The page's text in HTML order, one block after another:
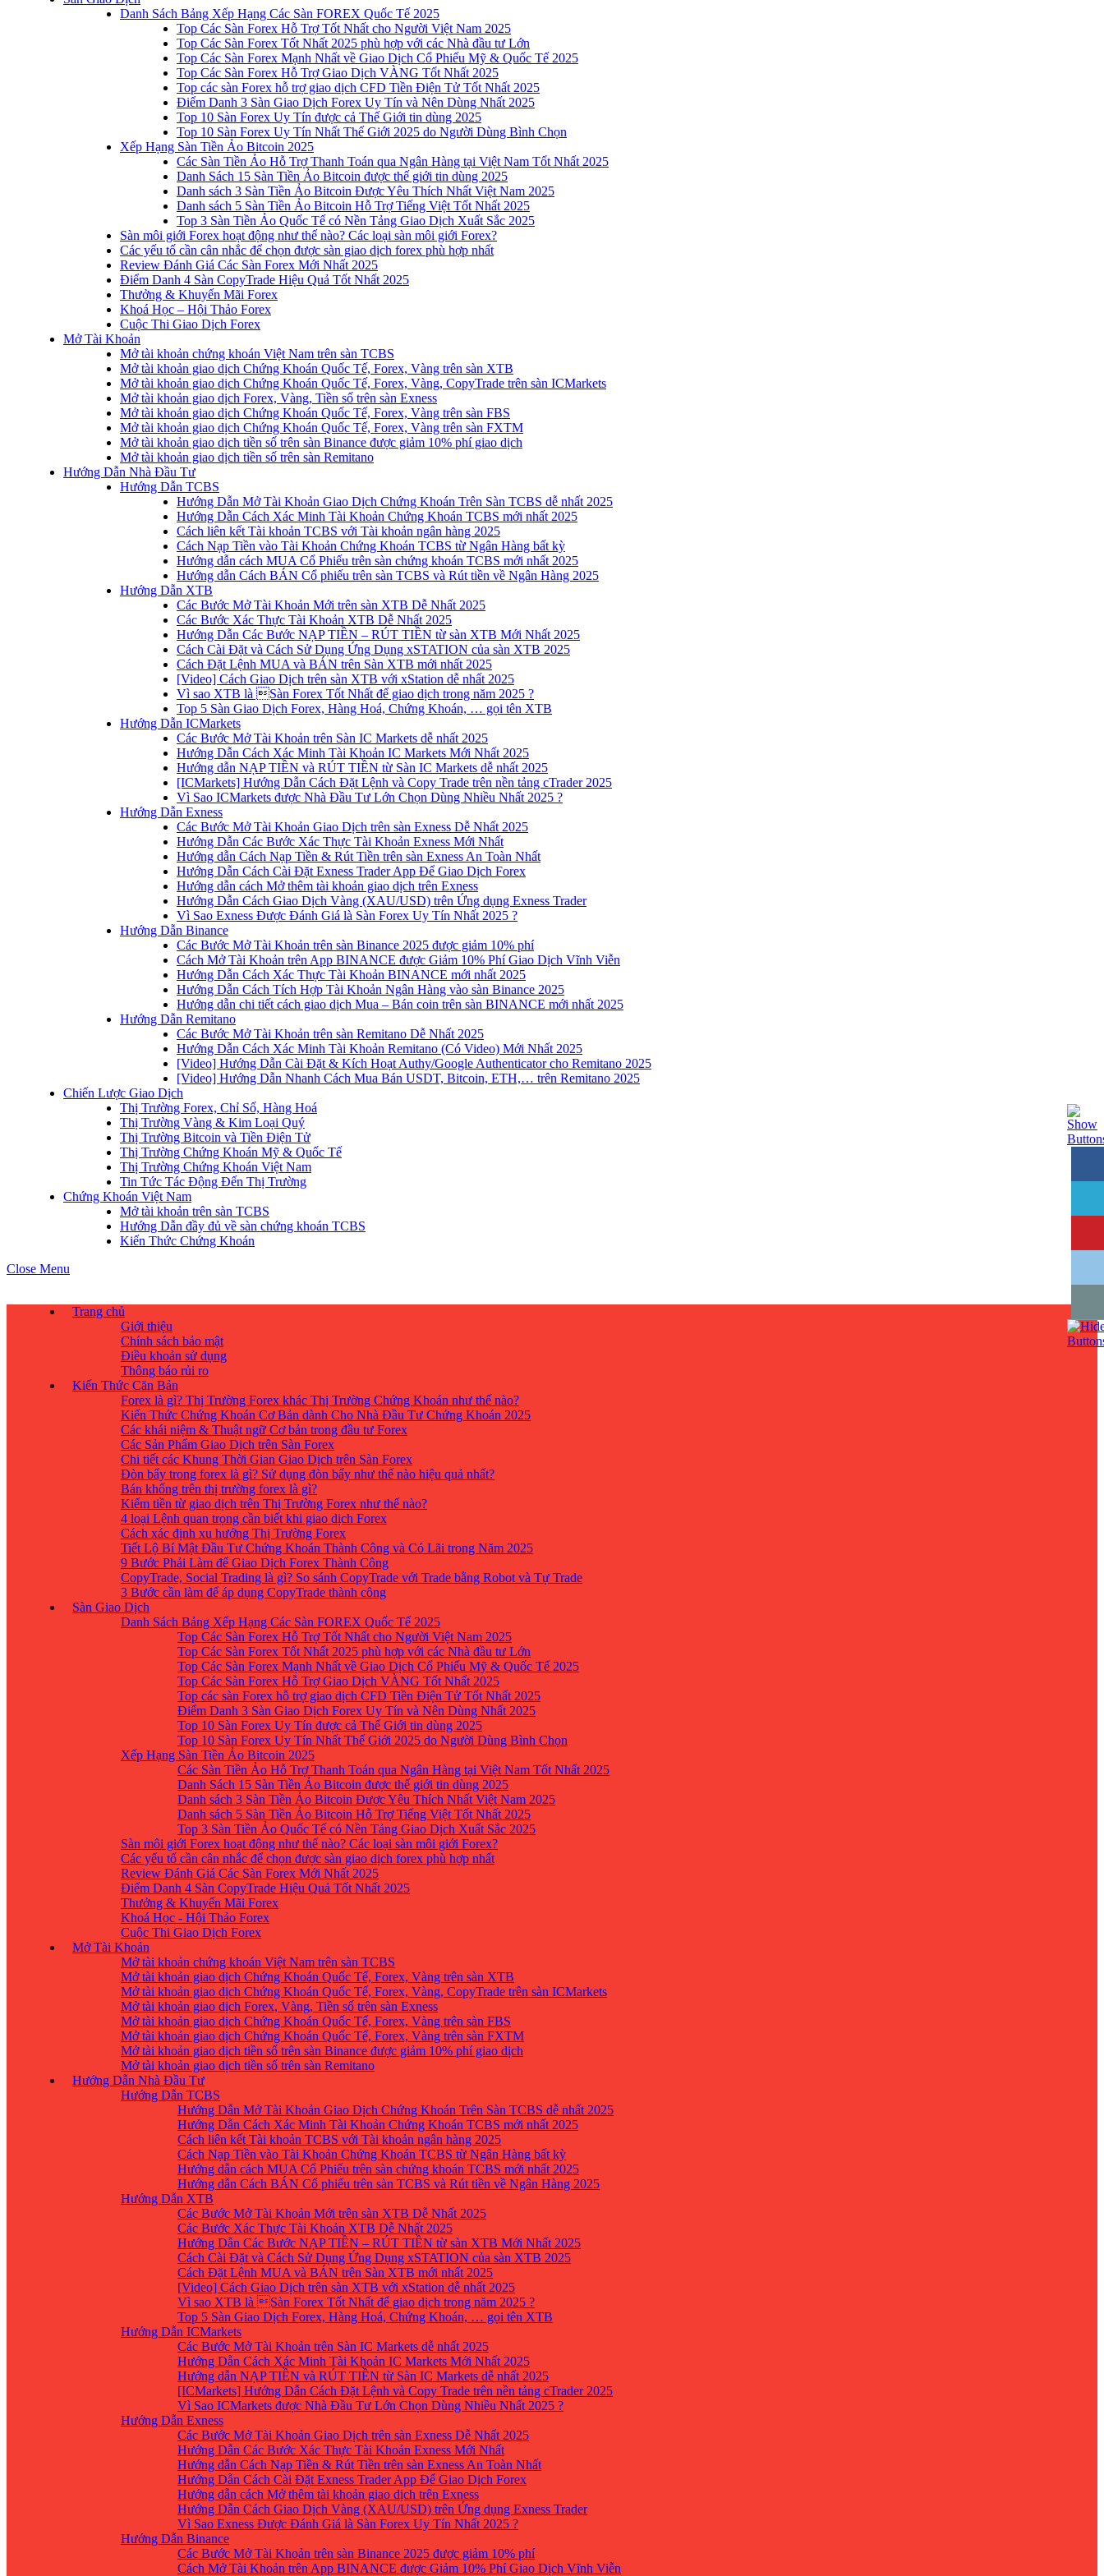
Danh Sách Bảng Xếp Hạng Các Sàn FOREX Quốc Tế 2025
Top Các Sàn Forex Hỗ Trợ Tốt Nhất cho Người Việt Nam 2025
Top Các Sàn Forex Tốt Nhất 2025 phù hợp với các Nhà đầu tư Lớn
Top Các Sàn Forex Mạnh Nhất về Giao Dịch Cổ Phiếu Mỹ & Quốc Tế 2025
Top Các Sàn Forex Hỗ Trợ Giao Dịch VÀNG Tốt Nhất 2025
Top các sàn Forex hỗ trợ giao dịch CFD Tiền Điện Tử Tốt Nhất 2025
Điểm Danh 3 Sàn Giao Dịch Forex Uy Tín và Nên Dùng Nhất 2025
Top 10 Sàn Forex Uy Tín được cả Thế Giới tin dùng 2025
Top 10 Sàn Forex Uy Tín Nhất Thế Giới 2025 do Người Dùng Bình Chọn
Xếp Hạng Sàn Tiền Ảo Bitcoin 2025
Các Sàn Tiền Ảo Hỗ Trợ Thanh Toán qua Ngân Hàng tại Việt Nam Tốt Nhất 2025
Danh Sách 15 Sàn Tiền Ảo Bitcoin được thế giới tin dùng 2025
Danh sách 3 Sàn Tiền Ảo Bitcoin Được Yêu Thích Nhất Việt Nam 2025
Danh sách 5 Sàn Tiền Ảo Bitcoin Hỗ Trợ Tiếng Việt Tốt Nhất 2025
Top 3 Sàn Tiền Ảo Quốc Tế có Nền Tảng Giao Dịch Xuất Sắc 2025
Sàn môi giới Forex hoạt động như thế nào? Các loại sàn môi giới Forex?
Các yếu tố cần cân nhắc để chọn được sàn giao dịch forex phù hợp nhất
Review Đánh Giá Các Sàn Forex Mới Nhất 2025
Điểm Danh 4 Sàn CopyTrade Hiệu Quả Tốt Nhất 2025
Thưởng & Khuyến Mãi Forex
Khoá Học – Hội Thảo Forex
Cuộc Thi Giao Dịch Forex
Mở Tài Khoản
Mở tài khoản chứng khoán Việt Nam trên sàn TCBS
Mở tài khoản giao dịch Chứng Khoán Quốc Tế, Forex, Vàng trên sàn XTB
Mở tài khoản giao dịch Chứng Khoán Quốc Tế, Forex, Vàng, CopyTrade trên sàn ICMarkets
Mở tài khoản giao dịch Forex, Vàng, Tiền số trên sàn Exness
Mở tài khoản giao dịch Chứng Khoán Quốc Tế, Forex, Vàng trên sàn FBS
Mở tài khoản giao dịch Chứng Khoán Quốc Tế, Forex, Vàng trên sàn FXTM
Mở tài khoản giao dịch tiền số trên sàn Binance được giảm 10% phí giao dịch
Mở tài khoản giao dịch tiền số trên sàn Remitano
Hướng Dẫn Nhà Đầu Tư
Hướng Dẫn TCBS
Hướng Dẫn Mở Tài Khoản Giao Dịch Chứng Khoán Trên Sàn TCBS dễ nhất 2025
Hướng Dẫn Cách Xác Minh Tài Khoản Chứng Khoán TCBS mới nhất 2025
Cách liên kết Tài khoản TCBS với Tài khoản ngân hàng 2025
Cách Nạp Tiền vào Tài Khoản Chứng Khoán TCBS từ Ngân Hàng bất kỳ
Hướng dẫn cách MUA Cổ Phiếu trên sàn chứng khoán TCBS mới nhất 2025
Hướng dẫn Cách BÁN Cổ phiếu trên sàn TCBS và Rút tiền về Ngân Hàng 2025
Hướng Dẫn XTB
Các Bước Mở Tài Khoản Mới trên sàn XTB Dễ Nhất 2025
Các Bước Xác Thực Tài Khoản XTB Dễ Nhất 2025
Hướng Dẫn Các Bước NẠP TIỀN – RÚT TIỀN từ sàn XTB Mới Nhất 2025
Cách Cài Đặt và Cách Sử Dụng Ứng Dụng xSTATION của sàn XTB 2025
Cách Đặt Lệnh MUA và BÁN trên Sàn XTB mới nhất 2025
[Video] Cách Giao Dịch trên sàn XTB với xStation dễ nhất 2025
Vì sao XTB là Sàn Forex Tốt Nhất để giao dịch trong năm 2025 ?
Top 5 Sàn Giao Dịch Forex, Hàng Hoá, Chứng Khoán, … gọi tên XTB
Hướng Dẫn ICMarkets
Các Bước Mở Tài Khoản trên Sàn IC Markets dễ nhất 2025
Hướng Dẫn Cách Xác Minh Tài Khoản IC Markets Mới Nhất 2025
Hướng dẫn NẠP TIỀN và RÚT TIỀN từ Sàn IC Markets dễ nhất 2025
[ICMarkets] Hướng Dẫn Cách Đặt Lệnh và Copy Trade trên nền tảng cTrader 2025
Vì Sao ICMarkets được Nhà Đầu Tư Lớn Chọn Dùng Nhiều Nhất 2025 ?
Hướng Dẫn Exness
Các Bước Mở Tài Khoản Giao Dịch trên sàn Exness Dễ Nhất 2025
Hướng Dẫn Các Bước Xác Thực Tài Khoản Exness Mới Nhất
Hướng dẫn Cách Nạp Tiền & Rút Tiền trên sàn Exness An Toàn Nhất
Hướng Dẫn Cách Cài Đặt Exness Trader App Để Giao Dịch Forex
Hướng dẫn cách Mở thêm tài khoản giao dịch trên Exness
Hướng Dẫn Cách Giao Dịch Vàng (XAU/USD) trên Ứng dụng Exness Trader
Vì Sao Exness Được Đánh Giá là Sàn Forex Uy Tín Nhất 2025 ?
Hướng Dẫn Binance
Các Bước Mở Tài Khoản trên sàn Binance 2025 được giảm 10% phí
Cách Mở Tài Khoản trên App BINANCE được Giảm 10% Phí Giao Dịch Vĩnh Viễn
Hướng Dẫn Cách Xác Thực Tài Khoản BINANCE mới nhất 2025
Hướng Dẫn Cách Tích Hợp Tài Khoản Ngân Hàng vào sàn Binance 2025
Hướng dẫn chi tiết cách giao dịch Mua – Bán coin trên sàn BINANCE mới nhất 2025
Hướng Dẫn Remitano
Các Bước Mở Tài Khoản trên sàn Remitano Dễ Nhất 2025
Hướng Dẫn Cách Xác Minh Tài Khoản Remitano (Có Video) Mới Nhất 2025
[Video] Hướng Dẫn Cài Đặt & Kích Hoạt Authy/Google Authenticator cho Remitano 2025
[Video] Hướng Dẫn Nhanh Cách Mua Bán USDT, Bitcoin, ETH,… trên Remitano 2025
Chiến Lược Giao Dịch
Thị Trường Forex, Chỉ Số, Hàng Hoá
Thị Trường Vàng & Kim Loại Quý
Thị Trường Bitcoin và Tiền Điện Tử
Thị Trường Chứng Khoán Mỹ & Quốc Tế
Thị Trường Chứng Khoán Việt Nam
Tin Tức Tác Động Đến Thị Trường
Chứng Khoán Việt Nam
Mở tài khoản trên sàn TCBS
Hướng Dẫn đầy đủ về sàn chứng khoán TCBS
Kiến Thức Chứng Khoán
Close Menu
Trang chủ
Giới thiệu
Chính sách bảo mật
Điều khoản sử dụng
Thông báo rủi ro
Kiến Thức Căn Bản
Forex là gì? Thị Trường Forex khác Thị Trường Chứng Khoán như thế nào?
Kiến Thức Chứng Khoán Cơ Bản dành Cho Nhà Đầu Tư Chứng Khoán 2025
Các khái niệm & Thuật ngữ Cơ bản trong đầu tư Forex
Các Sản Phẩm Giao Dịch trên Sàn Forex
Chi tiết các Khung Thời Gian Giao Dịch trên Sàn Forex
Đòn bẩy trong forex là gì? Sử dụng đòn bẩy như thế nào hiệu quả nhất?
Bán khống trên thị trường forex là gì?
Kiếm tiền từ giao dịch trên Thị Trường Forex như thế nào?
4 loại Lệnh quan trọng cần biết khi giao dịch Forex
Cách xác định xu hướng Thị Trường Forex
Tiết Lộ Bí Mật Đầu Tư Chứng Khoán Thành Công và Có Lãi trong Năm 2025
9 Bước Phải Làm để Giao Dịch Forex Thành Công
CopyTrade, Social Trading là gì? So sánh CopyTrade với Trade bằng Robot và Tự Trade
3 Bước cần làm để áp dụng CopyTrade thành công
Sàn Giao Dịch
Danh Sách Bảng Xếp Hạng Các Sàn FOREX Quốc Tế 2025
Top Các Sàn Forex Hỗ Trợ Tốt Nhất cho Người Việt Nam 2025
Top Các Sàn Forex Tốt Nhất 2025 phù hợp với các Nhà đầu tư Lớn
Top Các Sàn Forex Mạnh Nhất về Giao Dịch Cổ Phiếu Mỹ & Quốc Tế 2025
Top Các Sàn Forex Hỗ Trợ Giao Dịch VÀNG Tốt Nhất 2025
Top các sàn Forex hỗ trợ giao dịch CFD Tiền Điện Tử Tốt Nhất 2025
Điểm Danh 3 Sàn Giao Dịch Forex Uy Tín và Nên Dùng Nhất 2025
Top 10 Sàn Forex Uy Tín được cả Thế Giới tin dùng 2025
Top 10 Sàn Forex Uy Tín Nhất Thế Giới 2025 do Người Dùng Bình Chọn
Xếp Hạng Sàn Tiền Ảo Bitcoin 2025
Các Sàn Tiền Ảo Hỗ Trợ Thanh Toán qua Ngân Hàng tại Việt Nam Tốt Nhất 2025
Danh Sách 15 Sàn Tiền Ảo Bitcoin được thế giới tin dùng 2025
Danh sách 3 Sàn Tiền Ảo Bitcoin Được Yêu Thích Nhất Việt Nam 2025
Danh sách 5 Sàn Tiền Ảo Bitcoin Hỗ Trợ Tiếng Việt Tốt Nhất 2025
Top 3 Sàn Tiền Ảo Quốc Tế có Nền Tảng Giao Dịch Xuất Sắc 2025
Sàn môi giới Forex hoạt động như thế nào? Các loại sàn môi giới Forex?
Các yếu tố cần cân nhắc để chọn được sàn giao dịch forex phù hợp nhất
Review Đánh Giá Các Sàn Forex Mới Nhất 2025
Điểm Danh 4 Sàn CopyTrade Hiệu Quả Tốt Nhất 2025
Thưởng & Khuyến Mãi Forex
Khoá Học - Hội Thảo Forex
Cuộc Thi Giao Dịch Forex
Mở Tài Khoản
Mở tài khoản chứng khoán Việt Nam trên sàn TCBS
Mở tài khoản giao dịch Chứng Khoán Quốc Tế, Forex, Vàng trên sàn XTB
Mở tài khoản giao dịch Chứng Khoán Quốc Tế, Forex, Vàng, CopyTrade trên sàn ICMarkets
Mở tài khoản giao dịch Forex, Vàng, Tiền số trên sàn Exness
Mở tài khoản giao dịch Chứng Khoán Quốc Tế, Forex, Vàng trên sàn FBS
Mở tài khoản giao dịch Chứng Khoán Quốc Tế, Forex, Vàng trên sàn FXTM
Mở tài khoản giao dịch tiền số trên sàn Binance được giảm 10% phí giao dịch
Mở tài khoản giao dịch tiền số trên sàn Remitano
Hướng Dẫn Nhà Đầu Tư
Hướng Dẫn TCBS
Hướng Dẫn Mở Tài Khoản Giao Dịch Chứng Khoán Trên Sàn TCBS dễ nhất 2025
Hướng Dẫn Cách Xác Minh Tài Khoản Chứng Khoán TCBS mới nhất 2025
Cách liên kết Tài khoản TCBS với Tài khoản ngân hàng 2025
Cách Nạp Tiền vào Tài Khoản Chứng Khoán TCBS từ Ngân Hàng bất kỳ
Hướng dẫn cách MUA Cổ Phiếu trên sàn chứng khoán TCBS mới nhất 2025
Hướng dẫn Cách BÁN Cổ phiếu trên sàn TCBS và Rút tiền về Ngân Hàng 2025
Hướng Dẫn XTB
Các Bước Mở Tài Khoản Mới trên sàn XTB Dễ Nhất 2025
Các Bước Xác Thực Tài Khoản XTB Dễ Nhất 2025
Hướng Dẫn Các Bước NẠP TIỀN – RÚT TIỀN từ sàn XTB Mới Nhất 2025
Cách Cài Đặt và Cách Sử Dụng Ứng Dụng xSTATION của sàn XTB 2025
Cách Đặt Lệnh MUA và BÁN trên Sàn XTB mới nhất 2025
[Video] Cách Giao Dịch trên sàn XTB với xStation dễ nhất 2025
Vì sao XTB là Sàn Forex Tốt Nhất để giao dịch trong năm 2025 ?
Top 5 Sàn Giao Dịch Forex, Hàng Hoá, Chứng Khoán, … gọi tên XTB
Hướng Dẫn ICMarkets
Các Bước Mở Tài Khoản trên Sàn IC Markets dễ nhất 2025
Hướng Dẫn Cách Xác Minh Tài Khoản IC Markets Mới Nhất 2025
Hướng dẫn NẠP TIỀN và RÚT TIỀN từ Sàn IC Markets dễ nhất 2025
[ICMarkets] Hướng Dẫn Cách Đặt Lệnh và Copy Trade trên nền tảng cTrader 2025
Vì Sao ICMarkets được Nhà Đầu Tư Lớn Chọn Dùng Nhiều Nhất 2025 ?
Hướng Dẫn Exness
Các Bước Mở Tài Khoản Giao Dịch trên sàn Exness Dễ Nhất 2025
Hướng Dẫn Các Bước Xác Thực Tài Khoản Exness Mới Nhất
Hướng dẫn Cách Nạp Tiền & Rút Tiền trên sàn Exness An Toàn Nhất
Hướng Dẫn Cách Cài Đặt Exness Trader App Để Giao Dịch Forex
Hướng dẫn cách Mở thêm tài khoản giao dịch trên Exness
Hướng Dẫn Cách Giao Dịch Vàng (XAU/USD) trên Ứng dụng Exness Trader
Vì Sao Exness Được Đánh Giá là Sàn Forex Uy Tín Nhất 2025 ?
Hướng Dẫn Binance
Các Bước Mở Tài Khoản trên sàn Binance 2025 được giảm 10% phí
Cách Mở Tài Khoản trên App BINANCE được Giảm 10% Phí Giao Dịch Vĩnh Viễn